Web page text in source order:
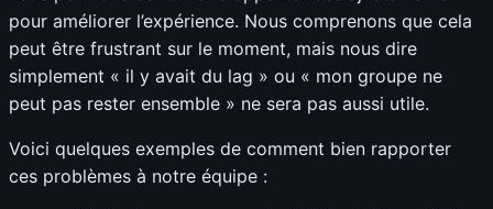
pour améliorer l’expérience. Nous comprenons que cela
peut être frustrant sur le moment, mais nous dire
simplement « il y avait du lag » ou « mon groupe ne
peut pas rester ensemble » ne sera pas aussi utile.
Voici quelques exemples de comment bien rapporter
ces problèmes à notre équipe :